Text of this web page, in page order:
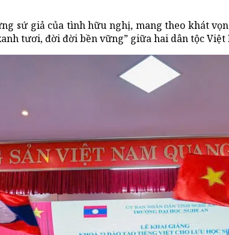
sứ giả của tình hữu nghị, mang theo khát
tươi, đời đời bền vững” giữa hai dân tộc Việt